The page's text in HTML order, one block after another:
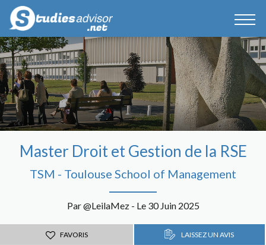
Master Droit et Gestion de la RSE
TSM - Toulouse School of Management
Par @LeilaMez - Le 30 Juin 2025
FAVORIS LAISSEZ UN AVIS